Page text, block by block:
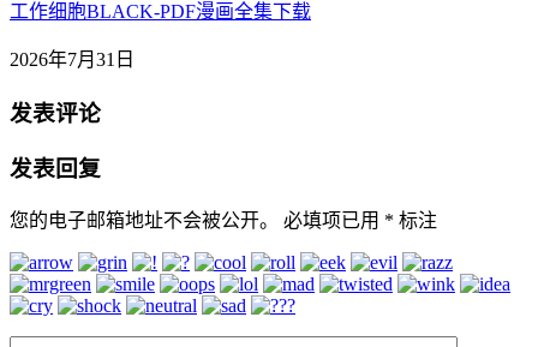
工作细胞BLACK-PDF漫画全集下载
2026年7月31日
发表评论
发表回复
您的电子邮箱地址不会被公开。 必填项已用 * 标注